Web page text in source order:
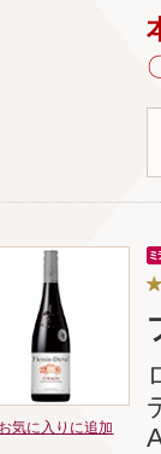
お気に入りに追加